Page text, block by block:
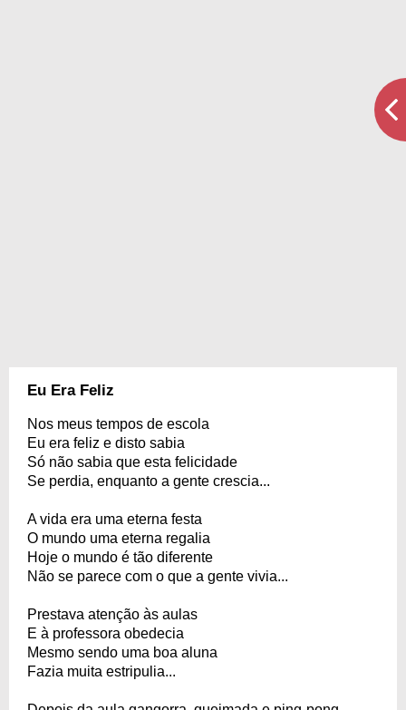
Eu Era Feliz
Nos meus tempos de escola
Eu era feliz e disto sabia
Só não sabia que esta felicidade
Se perdia, enquanto a gente crescia...
A vida era uma eterna festa
O mundo uma eterna regalia
Hoje o mundo é tão diferente
Não se parece com o que a gente vivia...
Prestava atenção às aulas
E à professora obedecia
Mesmo sendo uma boa aluna
Fazia muita estripulia...